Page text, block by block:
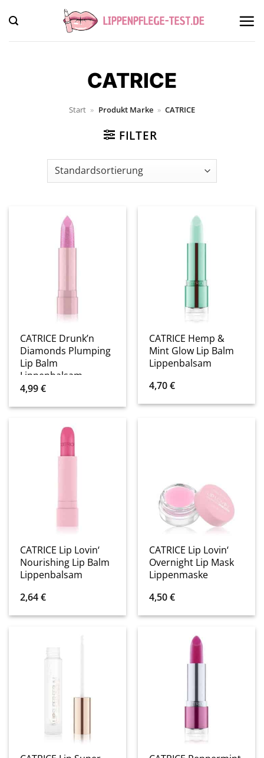
Inhalt
springen
CATRICE
Start » Produkt Marke » CATRICE
FILTER
CATRICE Drunk’n
Diamonds Plumping
Lip Balm
Lippenbalsam
4,99€
CATRICE Hemp &
Mint Glow Lip Balm
Lippenbalsam
4,70€
CATRICE Lip Lovin‘
Nourishing Lip Balm
Lippenbalsam
2,64€
CATRICE Lip Lovin‘
Overnight Lip Mask
Lippenmaske
4,50€